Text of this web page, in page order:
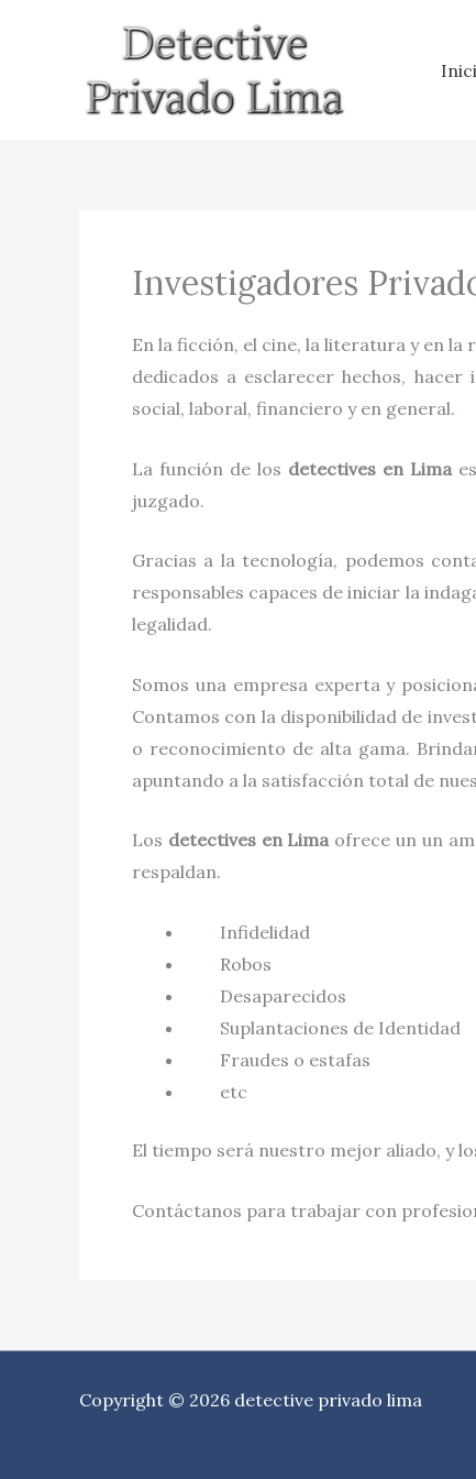
Investigadores
En la ficción, el cine, la literatura y en la
dedicados a esclarecer hechos,
social, laboral, financiero y en general.
La función de los detectives en Lima
juzgado.
Gracias a la tecnología, podemos
responsables capaces de iniciar la
legalidad.
Somos una empresa experta y
Contamos con la disponibilidad de
o reconocimiento de alta gama.
apuntando a la satisfacción total de
Los detectives en Lima ofrece un un
respaldan.
Infidelidad
Robos
Desaparecidos
Suplantaciones de Identidad
Fraudes o estafas
etc
El tiempo será nuestro mejor aliado, y
Contáctanos para trabajar con
Copyright © 2026 detective privado lima